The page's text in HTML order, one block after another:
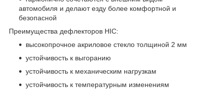
автомобиля и делают езду более комфортной и
безопасной
Преимущества дефлекторов HIC:
высокопрочное акриловое стекло толщиной 2 мм
устойчивость к выгоранию
устойчивость к механическим нагрузкам
устойчивость к температурным изменениям